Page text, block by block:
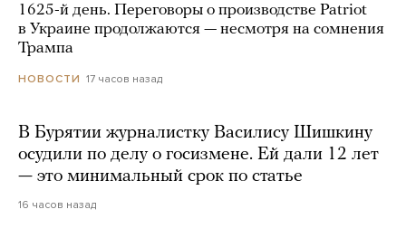
1625-й день. Переговоры о производстве Patriot
в Украине продолжаются — несмотря на сомнения
Трампа
НОВОСТИ 17 часов назад
В Бурятии журналистку Василису Шишкину
осудили по делу о госизмене. Ей дали 12 лет
— это минимальный срок по статье
16 часов назад